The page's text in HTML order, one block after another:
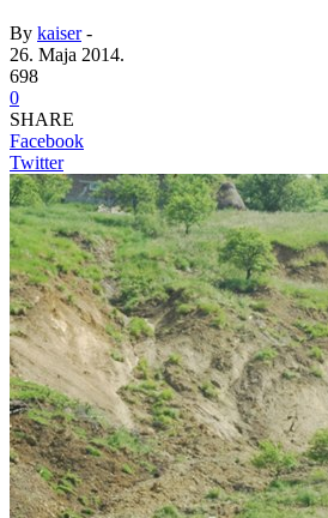
By kaiser-
26. Maja 2014.
698
0
SHARE
Facebook
Twitter